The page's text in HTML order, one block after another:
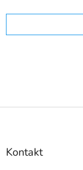
Z
Kontakt